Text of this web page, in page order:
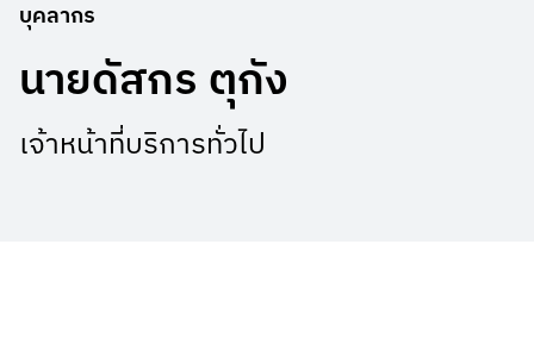
บุคลากร
นายดัสกร ตุกัง
เจ้าหน้าที่บริการทั่วไป